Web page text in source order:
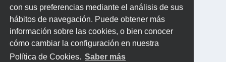
con sus preferencias mediante el análisis de sus
hábitos de navegación. Puede obtener más
información sobre las cookies, o bien conocer
cómo cambiar la configuración en nuestra
Política de Cookies. Saber más